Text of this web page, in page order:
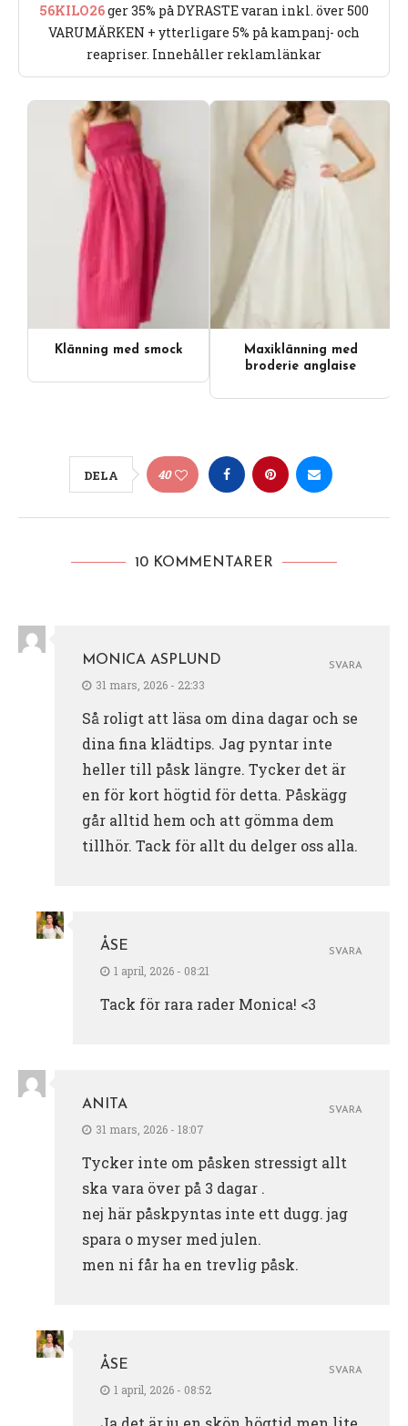
56KILO26ger 35% på DYRASTE varan inkl. över 500
VARUMÄRKEN + ytterligare 5% på kampanj- och
reapriser. Innehåller reklamlänkar
Klänning med smock
Maxiklänning med
broderie anglaise
DELA 40
10 KOMMENTARER
MONICA ASPLUND
31 mars, 2026 - 22:33
Så roligt att läsa om dina dagar och se
dina fina klädtips. Jag pyntar inte
heller till påsk längre. Tycker det är
en för kort högtid för detta. Påskägg
går alltid hem och att gömma dem
tillhör. Tack för allt du delger oss alla.
SVARA
ÅSE
1 april, 2026 - 08:21
Tack för rara rader Monica! <3
SVARA
ANITA
31 mars, 2026 - 18:07
Tycker inte om påsken stressigt allt
ska vara över på 3 dagar .
nej här påskpyntas inte ett dugg. jag
spara o myser med julen.
men ni får ha en trevlig påsk.
SVARA
ÅSE
1 april, 2026 - 08:52
SVARA